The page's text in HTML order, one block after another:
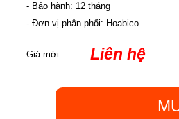
- Bảo hành: 12 tháng
- Đơn vị phân phối: Hoabico
Giá mới Liên hệ